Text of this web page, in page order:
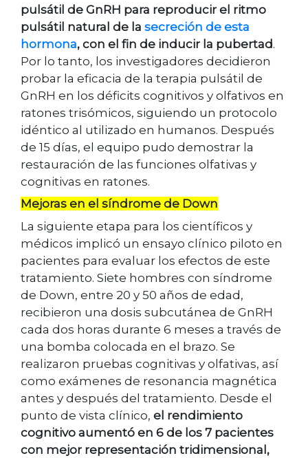
pulsátil de GnRH para reproducir el ritmo
pulsátil natural de la secreción de esta
hormona, con el fin de inducir la pubertad.
Por lo tanto, los investigadores decidieron
probar la eficacia de la terapia pulsátil de
GnRH en los déficits cognitivos y olfativos en
ratones trisómicos, siguiendo un protocolo
idéntico al utilizado en humanos. Después
de 15 días, el equipo pudo demostrar la
restauración de las funciones olfativas y
cognitivas en ratones.
Mejoras en el síndrome de Down
La siguiente etapa para los científicos y
médicos implicó un ensayo clínico piloto en
pacientes para evaluar los efectos de este
tratamiento. Siete hombres con síndrome
de Down, entre 20 y 50 años de edad,
recibieron una dosis subcutánea de GnRH
cada dos horas durante 6 meses a través de
una bomba colocada en el brazo. Se
realizaron pruebas cognitivas y olfativas, así
como exámenes de resonancia magnética
antes y después del tratamiento. Desde el
punto de vista clínico, el rendimiento
cognitivo aumentó en 6 de los 7 pacientes
con mejor representación tridimensional,